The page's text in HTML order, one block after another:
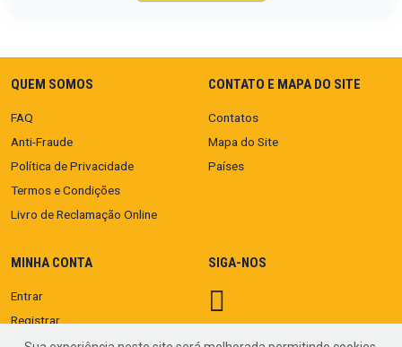
QUEM SOMOS
FAQ
Anti-Fraude
Política de Privacidade
Termos e Condições
Livro de Reclamação Online
CONTATO E MAPA DO SITE
Contatos
Mapa do Site
Países
MINHA CONTA
Entrar
Registrar
SIGA-NOS